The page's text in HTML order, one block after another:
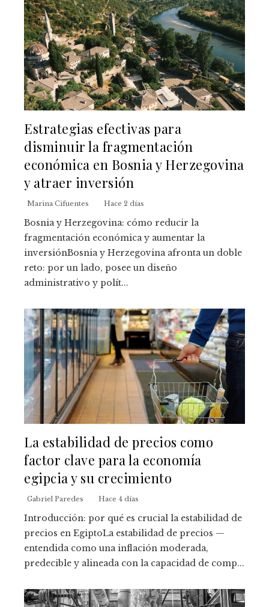
Estrategias efectivas para
disminuir la fragmentación
económica en Bosnia y Herzegovina
y atraer inversión
Marina Cifuentes Hace 2 días
Bosnia y Herzegovina: cómo reducir la
fragmentación económica y aumentar la
inversiónBosnia y Herzegovina afronta un doble
reto: por un lado, posee un diseño
administrativo y polít...
La estabilidad de precios como
factor clave para la economía
egipcia y su crecimiento
Gabriel Paredes Hace 4 días
Introducción: por qué es crucial la estabilidad de
precios en EgiptoLa estabilidad de precios —
entendida como una inflación moderada,
predecible y alineada con la capacidad de comp...